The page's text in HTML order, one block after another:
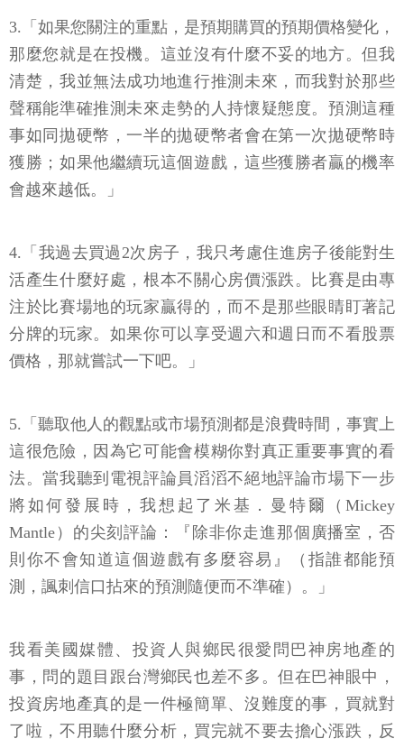
3.「如果您關注的重點，是預期購買的預期價格變化，
那麼您就是在投機。這並沒有什麼不妥的地方。但我
清楚，我並無法成功地進行推測未來，而我對於那些
聲稱能準確推測未來走勢的人持懷疑態度。預測這種
事如同拋硬幣，一半的拋硬幣者會在第一次拋硬幣時
獲勝；如果他繼續玩這個遊戲，這些獲勝者贏的機率
會越來越低。」
4.「我過去買過2次房子，我只考慮住進房子後能對生
活產生什麼好處，根本不關心房價漲跌。比賽是由專
注於比賽場地的玩家贏得的，而不是那些眼睛盯著記
分牌的玩家。如果你可以享受週六和週日而不看股票
價格，那就嘗試一下吧。」
5.「聽取他人的觀點或市場預測都是浪費時間，事實上
這很危險，因為它可能會模糊你對真正重要事實的看
法。當我聽到電視評論員滔滔不絕地評論市場下一步
將如何發展時，我想起了米基．曼特爾（Mickey
Mantle）的尖刻評論：『除非你走進那個廣播室，否
則你不會知道這個遊戲有多麼容易』（指誰都能預
測，諷刺信口拈來的預測隨便而不準確）。」
我看美國媒體、投資人與鄉民很愛問巴神房地產的
事，問的題目跟台灣鄉民也差不多。但在巴神眼中，
投資房地產真的是一件極簡單、沒難度的事，買就對
了啦，不用聽什麼分析，買完就不要去擔心漲跌，反